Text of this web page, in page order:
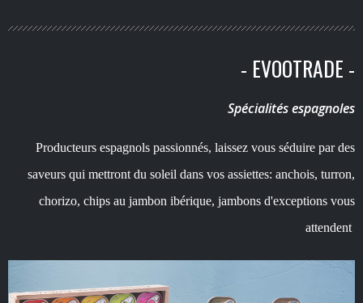
- EVOOTRADE -
Spécialités espagnoles
Producteurs espagnols passionnés, laissez vous séduire par des
saveurs qui mettront du soleil dans vos assiettes: anchois, turron,
chorizo, chips au jambon ibérique, jambons d'exceptions vous
attendent